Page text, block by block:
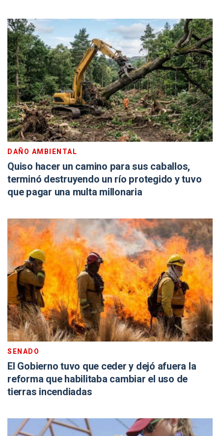
DAÑO AMBIENTAL
Quiso hacer un camino para sus caballos,
terminó destruyendo un río protegido y tuvo
que pagar una multa millonaria
SENADO
El Gobierno tuvo que ceder y dejó afuera la
reforma que habilitaba cambiar el uso de
tierras incendiadas